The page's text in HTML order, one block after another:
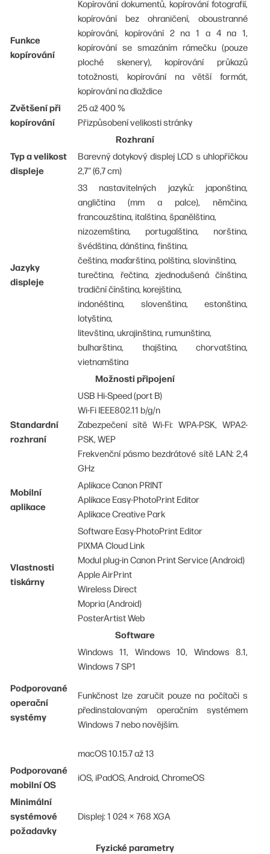
Funkce
kopírování
Kopírování dokumentů, kopírování fotografií,
kopírování bez ohraničení, oboustranné
kopírování, kopírování 2 na 1 a 4 na 1,
kopírování se smazáním rámečku (pouze
ploché skenery), kopírování průkazů
totožnosti, kopírování na větší formát,
kopírování na dlaždice
Zvětšení při
kopírování
25 až 400 %
Přizpůsobení velikosti stránky
Rozhraní
Typ a velikost
displeje
Barevný dotykový displej LCD s uhlopříčkou
2,7" (6,7 cm)
Jazyky
displeje
33 nastavitelných jazyků: japonština,
angličtina (mm a palce), němčina,
francouzština, italština, španělština,
nizozemština, portugalština, norština,
švédština, dánština, finština,
čeština, maďarština, polština, slovinština,
turečtina, řečtina, zjednodušená čínština,
tradiční čínština, korejština,
indonéština, slovenština, estonština,
lotyština,
litevština, ukrajinština, rumunština,
bulharština, thajština, chorvatština,
vietnamština
Možnosti připojení
Standardní
rozhraní
USB Hi-Speed (port B)
Wi-Fi IEEE802.11 b/g/n
Zabezpečení sítě Wi-Fi: WPA-PSK, WPA2-
PSK, WEP
Frekvenční pásmo bezdrátové sítě LAN: 2,4
GHz
Mobilní
aplikace
Aplikace Canon PRINT
Aplikace Easy-PhotoPrint Editor
Aplikace Creative Park
Vlastnosti
tiskárny
Software Easy-PhotoPrint Editor
PIXMA Cloud Link
Modul plug-in Canon Print Service (Android)
Apple AirPrint
Wireless Direct
Mopria (Android)
PosterArtist Web
Software
Podporované
operační
systémy
Windows 11, Windows 10, Windows 8.1,
Windows 7 SP1
Funkčnost lze zaručit pouze na počítači s
předinstalovaným operačním systémem
Windows 7 nebo novějším.
macOS 10.15.7 až 13
Podporované
mobilní OS
iOS, iPadOS, Android, ChromeOS
Minimální
systémové
požadavky
Displej: 1 024 × 768 XGA
Fyzické parametry